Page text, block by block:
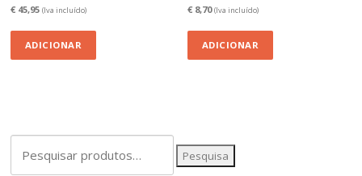
€ 45,95 (Iva incluído)
ADICIONAR
€ 8,70 (Iva incluído)
ADICIONAR
por:
Pesquisa